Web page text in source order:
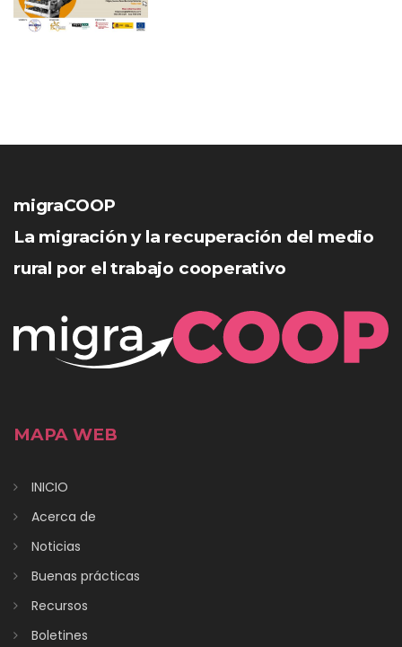
migraCOOP
La migración y la recuperación del medio
rural por el trabajo cooperativo
MAPA WEB
INICIO
Acerca de
Noticias
Buenas prácticas
Recursos
Boletines